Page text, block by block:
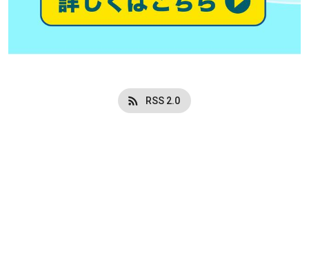
RSS 2.0